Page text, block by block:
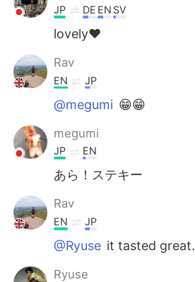
JP DE EN SV
lovely❤️
Rav
EN JP
@megumi 😁😁
megumi
JP EN
あら！ステキー
Rav
EN JP
@Ryuse it tasted
Ryuse